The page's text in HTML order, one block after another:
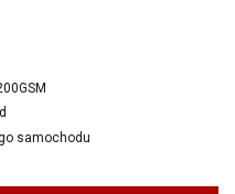
samochodu